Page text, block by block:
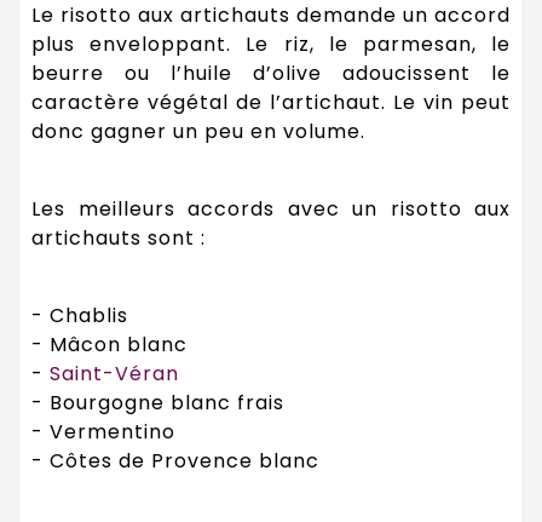
Le risotto aux artichauts demande un accord
plus enveloppant. Le riz, le parmesan, le
beurre ou l’huile d’olive adoucissent le
caractère végétal de l’artichaut. Le vin peut
donc gagner un peu en volume.
Les meilleurs accords avec un risotto aux
artichauts sont :
- Chablis
- Mâcon blanc
- Saint-Véran
- Bourgogne blanc frais
- Vermentino
- Côtes de Provence blanc